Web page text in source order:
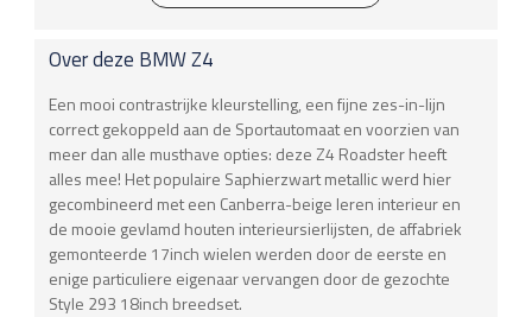
Over deze BMWZ4
Een mooi contrastrijke kleurstelling, een fijne zes-in-lijn
correct gekoppeld aan de Sportautomaat en voorzien van
meer dan alle musthave opties: deze Z4 Roadster heeft
alles mee! Het populaire Saphierzwart metallic werd hier
gecombineerd met een Canberra-beige leren interieur en
de mooie gevlamd houten interieursierlijsten, de affabriek
gemonteerde 17inch wielen werden door de eerste en
enige particuliere eigenaar vervangen door de gezochte
Style 293 18inch breedset.